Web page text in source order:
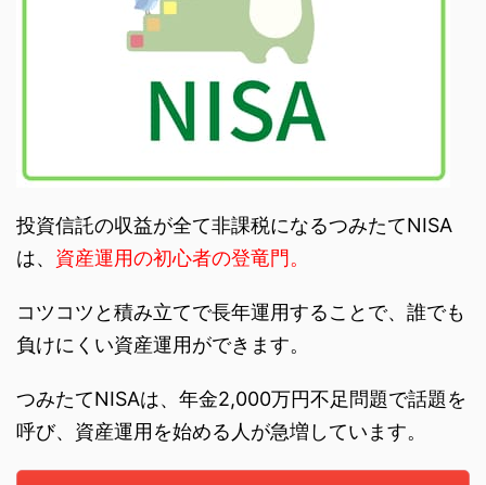
投資信託の収益が全て非課税になるつみたてNISA
は、 資産運用の初心者の登竜門。
コツコツと積み立てで長年運用することで、誰でも
負けにくい資産運用ができます。
つみたてNISAは、年金2,000万円不足問題で話題を
呼び、資産運用を始める人が急増しています。